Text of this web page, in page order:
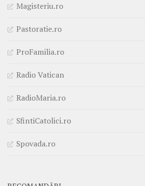
Magisteriu.ro
Pastoratie.ro
ProFamilia.ro
Radio Vatican
RadioMaria.ro
SfintiCatolici.ro
Spovada.ro